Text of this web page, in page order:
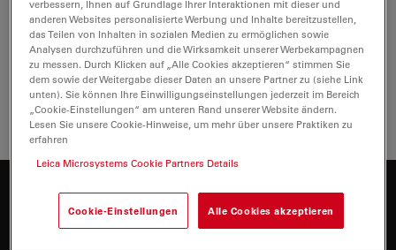
Show answer
Welche Vorteile bieten CMOS-Kameras?
Show answer
Was ist ein rückseitig beleuchteter (BSI) CMOS-
Sensor?
Möchten Sie mehr dazu erfahren?
Sprechen Sie mit unseren Experten.
verbessern, Ihnen auf Grundlage Ihrer Interaktionen mit dieser und
anderen Websites personalisierte Werbung und Inhalte bereitzustellen,
das Teilen von Inhalten in sozialen Medien zu ermöglichen sowie
Analysen durchzuführen und die Wirksamkeit unserer Werbekampagnen
zu messen. Durch Klicken auf „Alle Cookies akzeptieren“ stimmen Sie
dem sowie der Weitergabe dieser Daten an unsere Partner zu (siehe Link
unten). Sie können Ihre Einwilligungseinstellungen jederzeit im Bereich
„Cookie-Einstellungen“ am unteren Rand unserer Website ändern.
Lesen Sie unsere Cookie-Hinweise, um mehr über unsere Praktiken zu
erfahren
Leica Microsystems Cookie Partners Details
Cookie-Einstellungen Alle Cookies akzeptieren